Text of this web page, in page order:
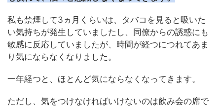
私も禁煙して3ヵ月くらいは、タバコを見ると吸いた
い気持ちが発生していましたし、同僚からの誘惑にも
敏感に反応していましたが、時間が経つにつれてあま
り気にならなくなりました。
一年経つと、ほとんど気にならなくなってきます。
ただし、気をつけなければいけないのは飲み会の席で